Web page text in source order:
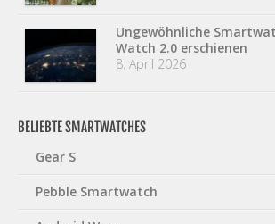
Ungewöhnliche
Watch 2.0 erschienen
8. April 2026
BELIEBTE SMARTWATCHES
Gear S
Pebble Smartwatch